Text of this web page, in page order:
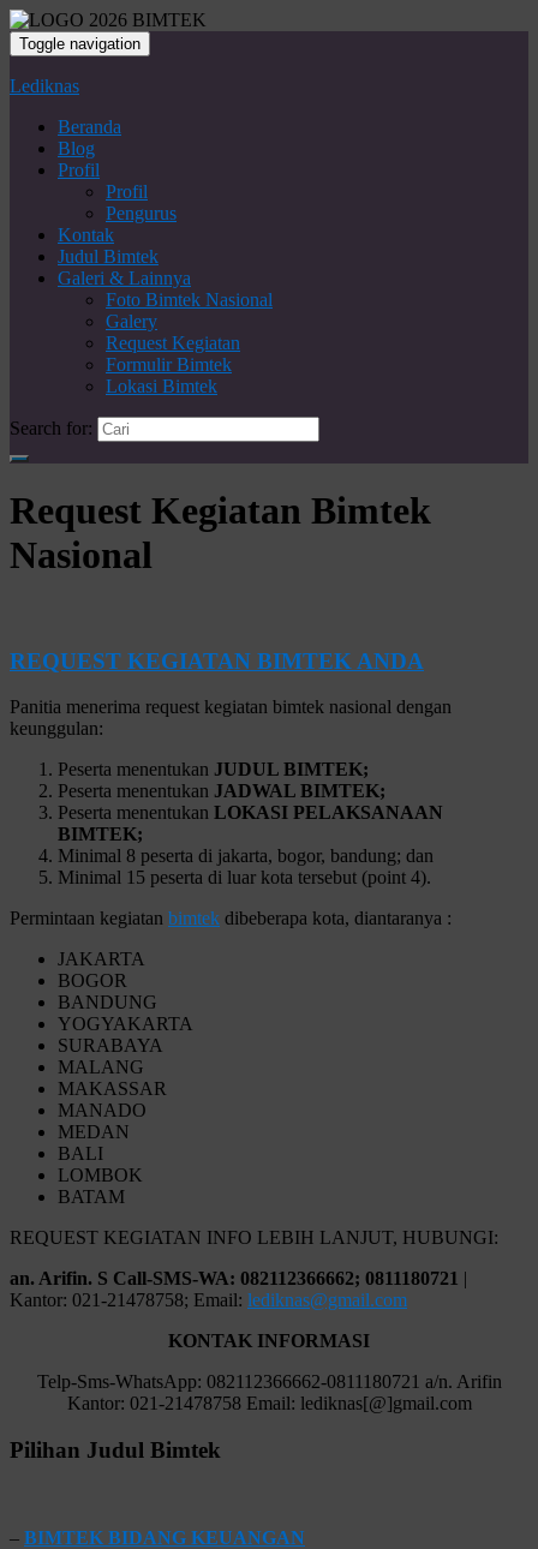
Toggle navigation
Lediknas
Beranda
Blog
Profil
Profil
Pengurus
Kontak
Judul Bimtek
Galeri & Lainnya
Foto Bimtek Nasional
Galery
Request Kegiatan
Formulir Bimtek
Lokasi Bimtek
Search for:
Request Kegiatan Bimtek
Nasional
REQUEST KEGIATAN BIMTEK ANDA
Panitia menerima request kegiatan bimtek nasional dengan
keunggulan:
Peserta menentukan JUDUL BIMTEK;
Peserta menentukan JADWAL BIMTEK;
Peserta menentukan LOKASI PELAKSANAAN
BIMTEK;
Minimal 8 peserta di jakarta, bogor, bandung; dan
Minimal 15 peserta di luar kota tersebut (point 4).
Permintaan kegiatan bimtek dibeberapa kota, diantaranya :
JAKARTA
BOGOR
BANDUNG
YOGYAKARTA
SURABAYA
MALANG
MAKASSAR
MANADO
MEDAN
BALI
LOMBOK
BATAM
REQUEST KEGIATAN INFO LEBIH LANJUT, HUBUNGI:
an. Arifin. S Call-SMS-WA: 082112366662; 0811180721 |
Kantor: 021-21478758; Email: lediknas@gmail.com
KONTAK INFORMASI
Telp-Sms-WhatsApp: 082112366662-0811180721 a/n. Arifin
Kantor: 021-21478758 Email: lediknas[@]gmail.com
Pilihan Judul Bimtek
– BIMTEK BIDANG KEUANGAN